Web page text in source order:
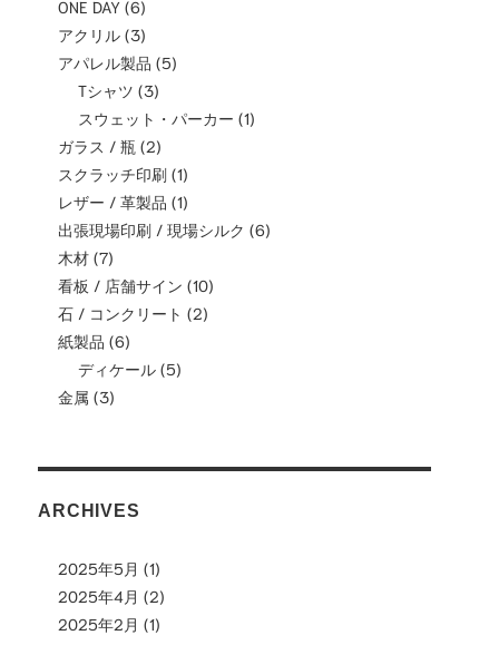
ONE DAY (6)
アクリル (3)
アパレル製品 (5)
Tシャツ (3)
スウェット・パーカー (1)
ガラス / 瓶 (2)
スクラッチ印刷 (1)
レザー / 革製品 (1)
出張現場印刷 / 現場シルク (6)
木材 (7)
看板 / 店舗サイン (10)
石 / コンクリート (2)
紙製品 (6)
ディケール (5)
金属 (3)
ARCHIVES
2025年5月 (1)
2025年4月 (2)
2025年2月 (1)